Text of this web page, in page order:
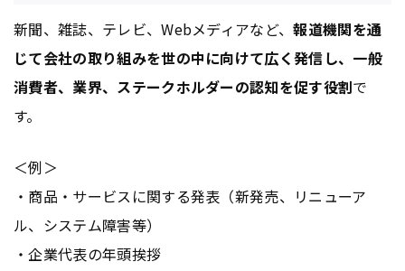
新聞、雑誌、テレビ、Webメディアなど、報道機関を通
じて会社の取り組みを世の中に向けて広く発信し、一般
消費者、業界、ステークホルダーの認知を促す役割で
す。
＜例＞
・商品・サービスに関する発表（新発売、リニューア
ル、システム障害等）
・企業代表の年頭挨拶